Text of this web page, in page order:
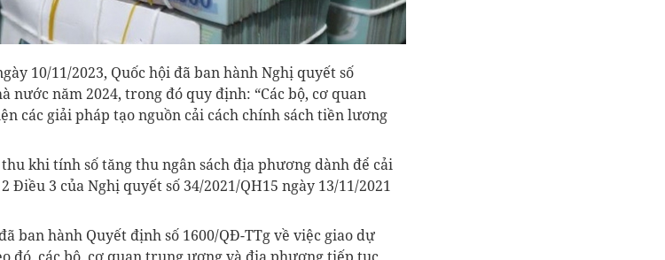
10/11/2023, Quốc hội đã ban hành Nghị quyết số
nước năm 2024, trong đó quy định: “Các bộ, cơ quan
các giải pháp tạo nguồn cải cách chính sách tiền lương
khi tính số tăng thu ngân sách địa phương dành để cải
3 của Nghị quyết số 34/2021/QH15 ngày 13/11/2021
ban hành Quyết định số 1600/QĐ-TTg về việc giao dự